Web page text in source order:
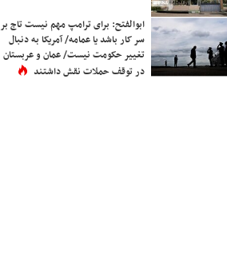
ابوالفتح: برای ترامپ مهم نیست تاج بر
سر کار باشد یا عمامه/ آمریکا به دنبال
تغییر حکومت نیست/ عمان و عربستان
در توقف حملات نقش داشتند